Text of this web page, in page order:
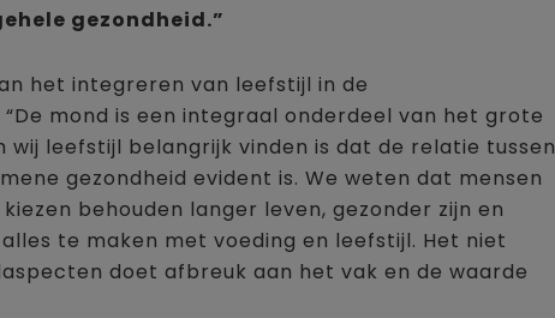
gezondheid.”
het integreren van leefstijl in de
mond is een integraal onderdeel van het grote
wij leefstijl belangrijk vinden is dat de relatie tussen
gezondheid evident is. We weten dat mensen
behouden langer leven, gezonder zijn en
te maken met voeding en leefstijl. Het niet
doet afbreuk aan het vak en de waarde